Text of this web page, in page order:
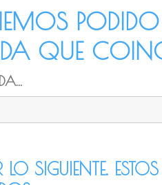
PODIDO
QUE
LO SIGUIENTE.